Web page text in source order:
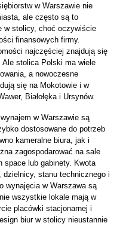
w Warszawie nie
ale często są to
w stolicy, choć oczywiście
finansowych firmy.
najczęściej znajdują się
stolica Polski ma wiele
a nowoczesne
się na Mokotowie i w
Białołęka i Ursynów.
w Warszawie są
dostosowane do potrzeb
kameralne biura, jak i
zagospodarować na sale
space lub gabinety. Kwota
stanu technicznego i
wynajęcia w Warszawa są
wszystkie lokale mają w
placówki stacjonarnej i
biur w stolicy nieustannie